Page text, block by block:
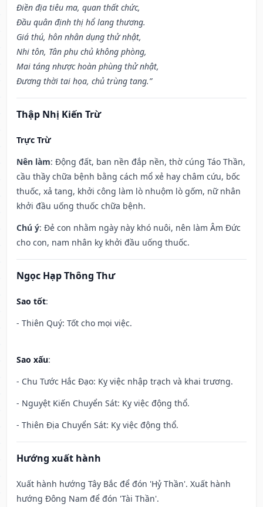
Điền địa tiêu ma, quan thất chức,
Đầu quân định thị hổ lang thương.
Giá thú, hôn nhân dụng thử nhật,
Nhi tôn, Tân phụ chủ không phòng,
Mai táng nhược hoàn phùng thử nhật,
Đương thời tai họa, chủ trùng tang.”
Thập Nhị Kiến Trừ
Trực Trừ
Nên làm: Động đất, ban nền đắp nền, thờ cúng Táo Thần,
cầu thầy chữa bệnh bằng cách mổ xẻ hay châm cứu, bốc
thuốc, xả tang, khởi công làm lò nhuộm lò gốm, nữ nhân
khởi đầu uống thuốc chữa bệnh.
Chú ý: Đẻ con nhằm ngày này khó nuôi, nên làm Âm Đức
cho con, nam nhân kỵ khởi đầu uống thuốc.
Ngọc Hạp Thông Thư
Sao tốt:
- Thiên Quý: Tốt cho mọi việc.
Sao xấu:
- Chu Tước Hắc Đạo: Kỵ việc nhập trạch và khai trương.
- Nguyệt Kiến Chuyển Sát: Kỵ việc động thổ.
- Thiên Địa Chuyển Sát: Kỵ việc động thổ.
Hướng xuất hành
Xuất hành hướng Tây Bắc để đón 'Hỷ Thần'. Xuất hành
hướng Đông Nam để đón 'Tài Thần'.